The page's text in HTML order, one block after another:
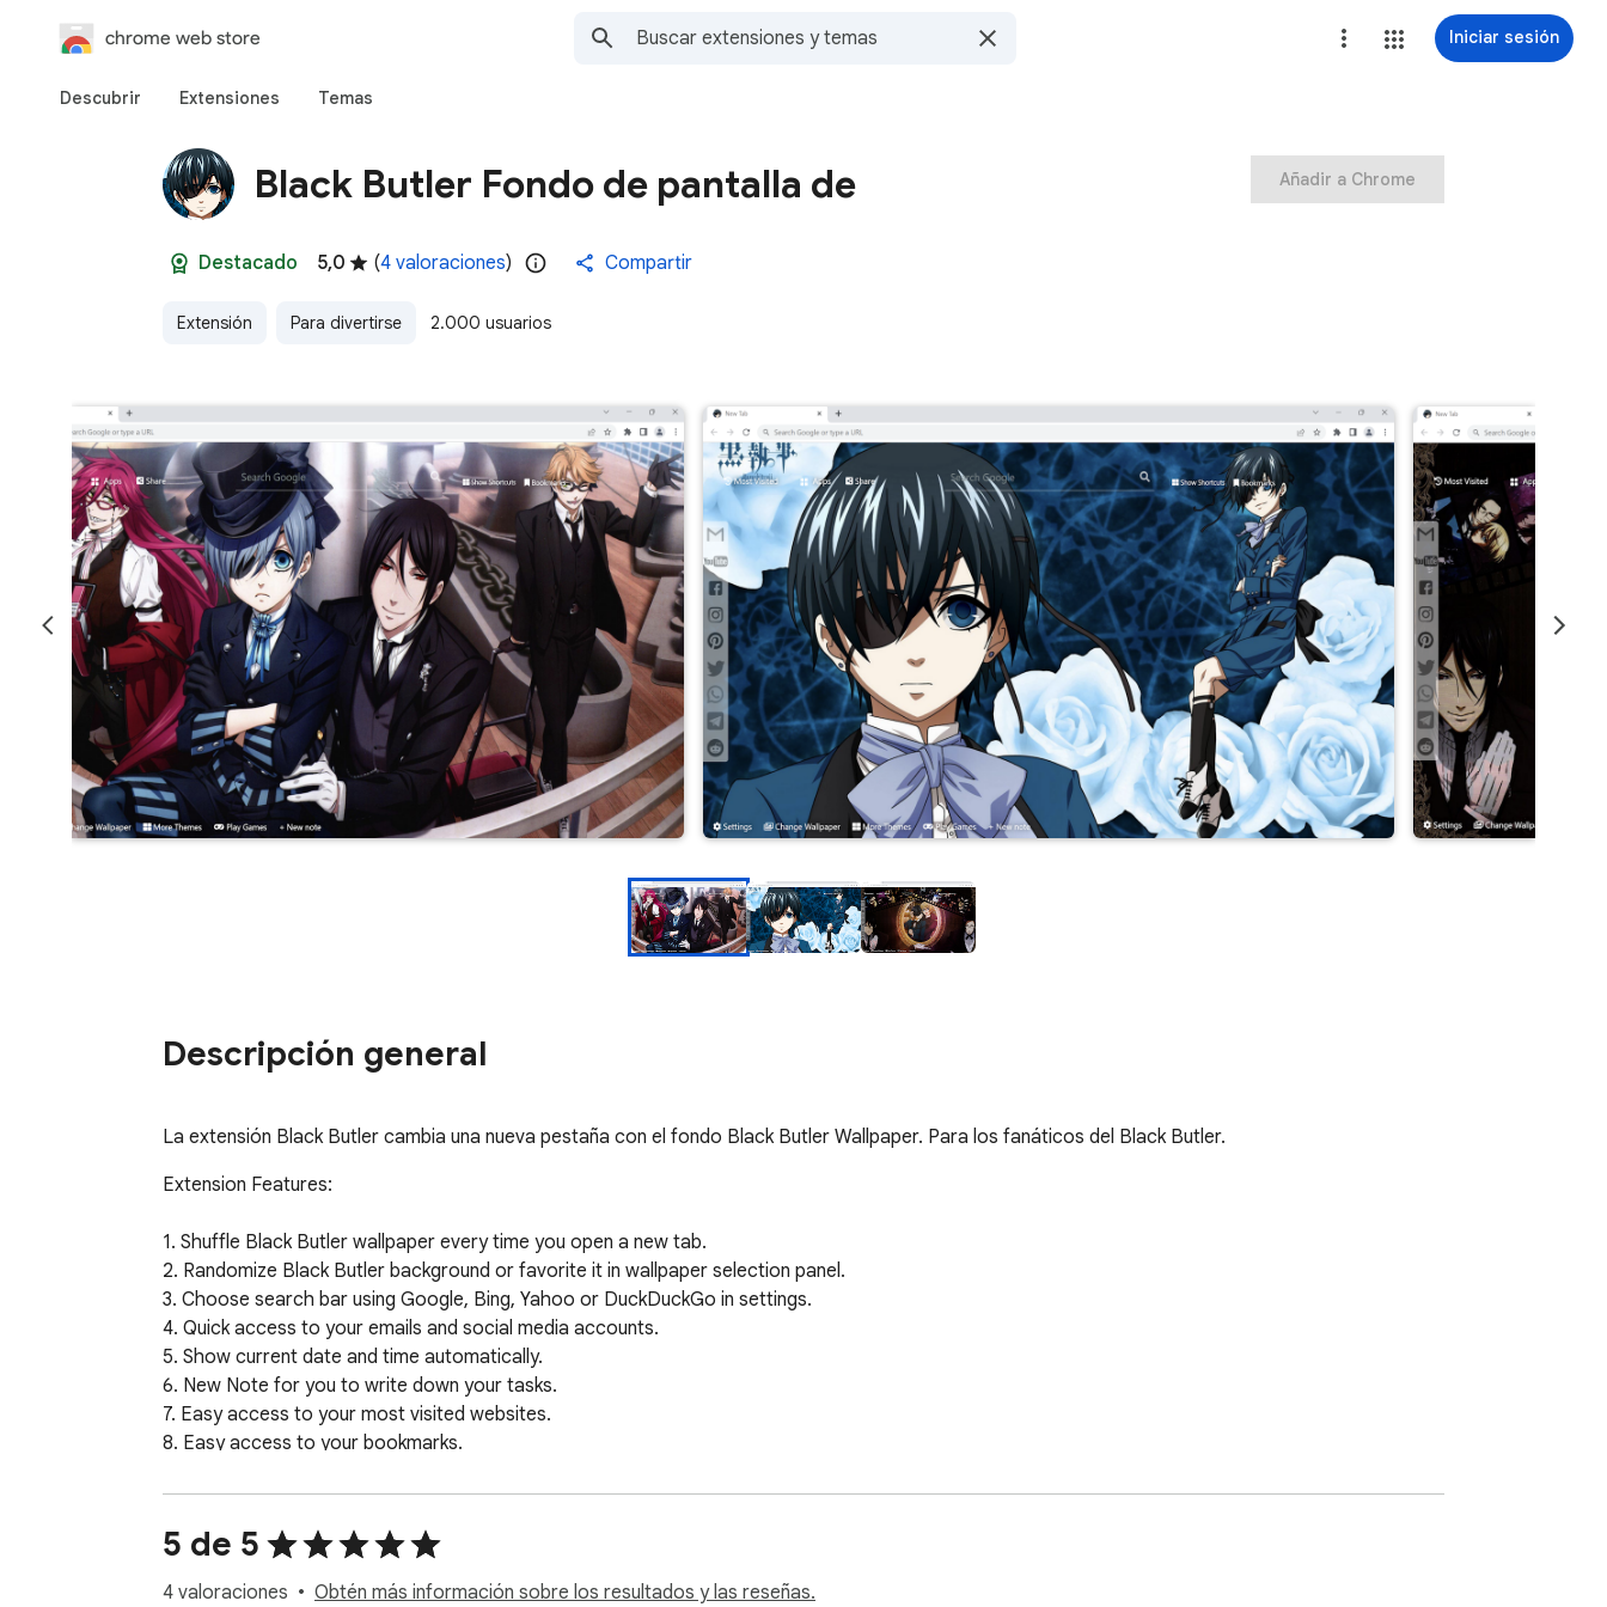
chrome web store Iniciar sesión
Descubrir Extensiones Temas
Black Butler Fondo de pantalla de
Destacado 5,0 (4 valoraciones) Compartir
Extensión Para divertirse 2.000 usuarios
Añadir a Chrome
Descripción general
La extensión Black Butler cambia una nueva pestaña con el fondo Black Butler Wallpaper. Para los fanáticos del Black Butler.
Extension Features:
1. Shuffle Black Butler wallpaper every time you open a new tab.
2. Randomize Black Butler background or favorite it in wallpaper selection panel.
3. Choose search bar using Google, Bing, Yahoo or DuckDuckGo in settings.
4. Quick access to your emails and social media accounts.
5. Show current date and time automatically.
6. New Note for you to write down your tasks.
7. Easy access to your most visited websites.
8. Easy access to your bookmarks.
10. Quick access to Google apps.
11. Quick access to More Themes.
12. Easy Sharing to Social Media.
13. Quick access to Download wallpaper.
5 de 5
4 valoraciones Obtén más información sobre los resultados y las reseñas.